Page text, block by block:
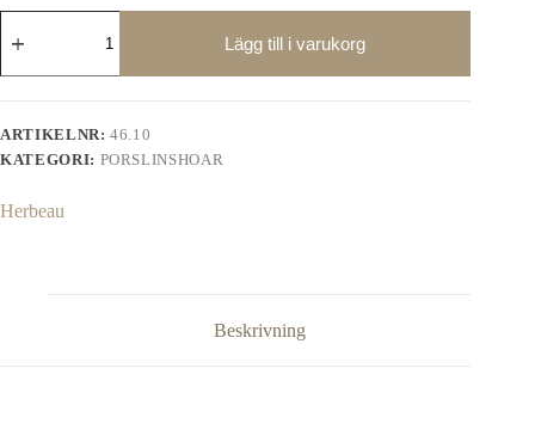
barho
mängd
Lägg till i varukorg
ARTIKELNR:46.10
KATEGORI: PORSLINSHOAR
Herbeau
Beskrivning